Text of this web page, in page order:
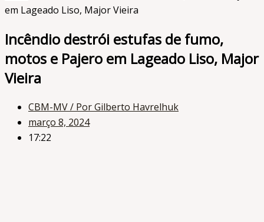
em Lageado Liso, Major Vieira
Incêndio destrói estufas de fumo,
motos e Pajero em Lageado Liso, Major
Vieira
CBM-MV/ Por Gilberto Havrelhuk
março 8, 2024
17:22